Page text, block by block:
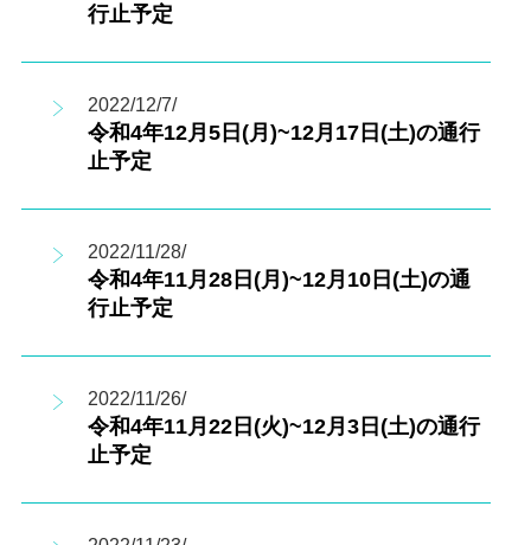
行止予定
2022/12/7/
令和4年12月5日(月)~12月17日(土)の通行
止予定
2022/11/28/
令和4年11月28日(月)~12月10日(土)の通
行止予定
2022/11/26/
令和4年11月22日(火)~12月3日(土)の通行
止予定